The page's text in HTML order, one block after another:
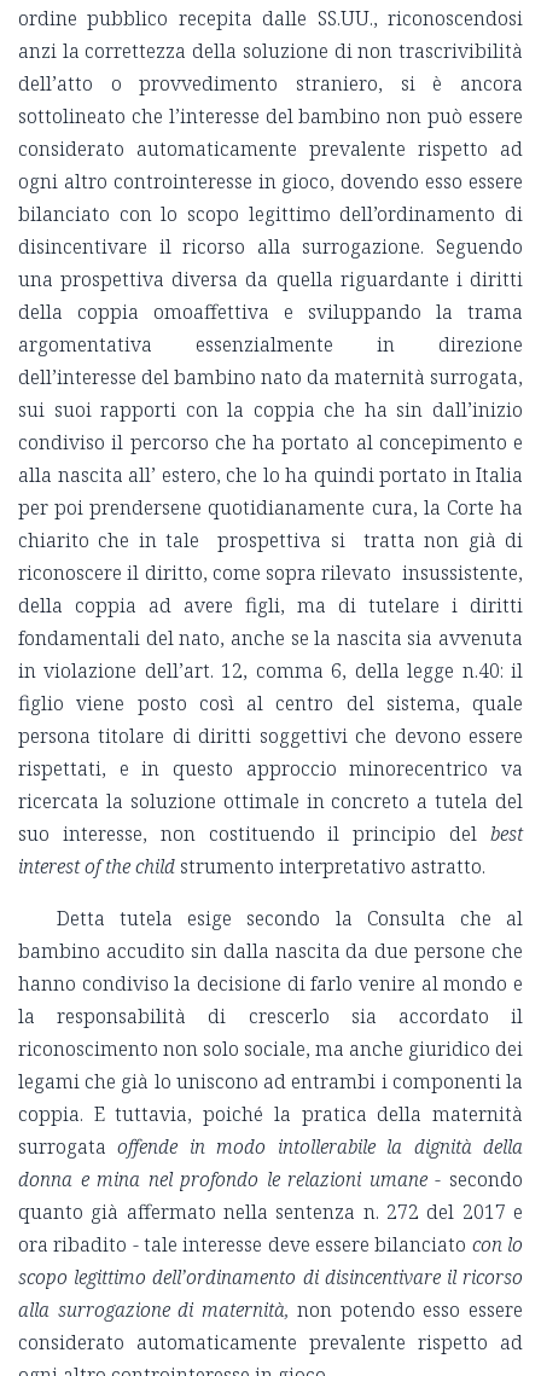
ordine pubblico recepita dalle SS.UU., riconoscendosi
anzi la correttezza della soluzione di non trascrivibilità
dell’atto o provvedimento straniero, si è ancora
sottolineato che l’interesse del bambino non può essere
considerato automaticamente prevalente rispetto ad
ogni altro controinteresse in gioco, dovendo esso essere
bilanciato con lo scopo legittimo dell’ordinamento di
disincentivare il ricorso alla surrogazione. Seguendo
una prospettiva diversa da quella riguardante i diritti
della coppia omoaffettiva e sviluppando la trama
argomentativa essenzialmente in direzione
dell’interesse del bambino nato da maternità surrogata,
sui suoi rapporti con la coppia che ha sin dall’inizio
condiviso il percorso che ha portato al concepimento e
alla nascita all’ estero, che lo ha quindi portato in Italia
per poi prendersene quotidianamente cura, la Corte ha
chiarito che in tale prospettiva si tratta non già di
riconoscere il diritto, come sopra rilevato insussistente,
della coppia ad avere figli, ma di tutelare i diritti
fondamentali del nato, anche se la nascita sia avvenuta
in violazione dell’art. 12, comma 6, della legge n.40: il
figlio viene posto così al centro del sistema, quale
persona titolare di diritti soggettivi che devono essere
rispettati, e in questo approccio minorecentrico va
ricercata la soluzione ottimale in concreto a tutela del
suo interesse, non costituendo il principio del best
interest of the child strumento interpretativo astratto.
Detta tutela esige secondo la Consulta che al
bambino accudito sin dalla nascita da due persone che
hanno condiviso la decisione di farlo venire al mondo e
la responsabilità di crescerlo sia accordato il
riconoscimento non solo sociale, ma anche giuridico dei
legami che già lo uniscono ad entrambi i componenti la
coppia. E tuttavia, poiché la pratica della maternità
surrogataoffende in modo intollerabile la dignità della
donna e mina nel profondo le relazioni umane- secondo
quanto già affermato nella sentenza n. 272 del 2017 e
ora ribadito - tale interesse deve essere bilanciato con lo
scopo legittimo dell’ordinamento di disincentivare il ricorso
alla surrogazione di maternità,non potendo esso essere
considerato automaticamente prevalente rispetto ad